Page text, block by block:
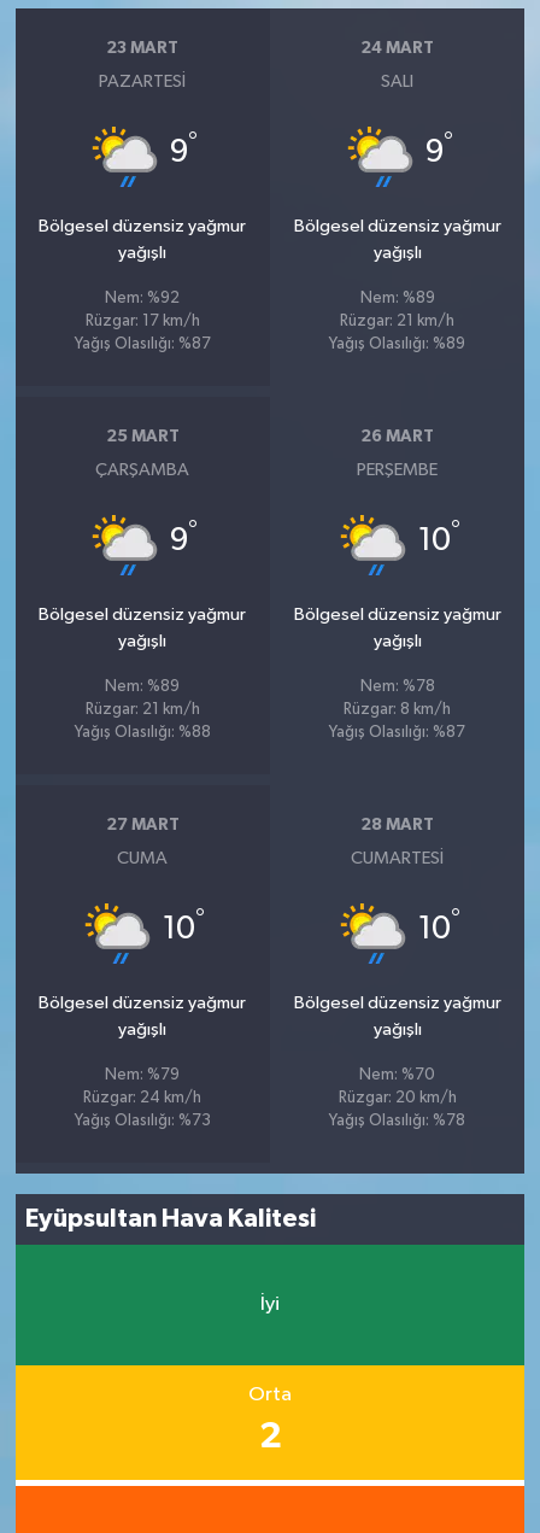
23 MART
PAZARTESI
9°
Bölgesel düzensiz yağmur
yağışlı
Nem: %92
Rüzgar: 17 km/h
Yağış Olasılığı: %87
24 MART
SALI
9°
Bölgesel düzensiz yağmur
yağışlı
Nem: %89
Rüzgar: 21 km/h
Yağış Olasılığı: %89
25 MART
ÇARŞAMBA
9°
Bölgesel düzensiz yağmur
yağışlı
Nem: %89
Rüzgar: 21 km/h
Yağış Olasılığı: %88
26 MART
PERŞEMBE
10°
Bölgesel düzensiz yağmur
yağışlı
Nem: %78
Rüzgar: 8 km/h
Yağış Olasılığı: %87
27 MART
CUMA
10°
Bölgesel düzensiz yağmur
yağışlı
Nem: %79
Rüzgar: 24 km/h
Yağış Olasılığı: %73
28 MART
CUMARTESI
10°
Bölgesel düzensiz yağmur
yağışlı
Nem: %70
Rüzgar: 20 km/h
Yağış Olasılığı: %78
Eyüpsultan Hava Kalitesi
İyi
Orta
2